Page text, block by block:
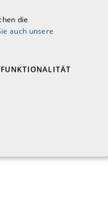
die
auch unsere
FUNKTIONALITÄT